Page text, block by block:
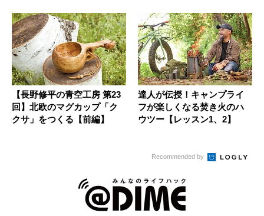
【長野修平の青空工房 第23
回】北欧のマグカップ「ク
クサ」をつくる【前編】
達人が伝授！キャンプライ
フが楽しくなる焚き火のハ
ウツー【レッスン1、2】
Recommended by